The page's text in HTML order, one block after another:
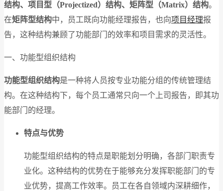
结构、项目型（Projectized）结构、矩阵型（Matrix）结构。
在矩阵型结构中，员工既向功能经理报告，也向项目经理报
告，这种结构兼顾了功能部门的效率和项目需求的灵活性。
一、功能型组织结构
功能型组织结构是一种将人员按专业功能分组的传统管理结
构。在这种结构下，每个员工通常只向一个上司报告，即其功
能部门的经理。
特点与优势
功能型组织结构的特点是职能划分明确，各部门职责专
业化。这种结构的优势在于能够充分发挥职能部门的专
业优势，提高工作效率。员工在各自领域内深耕细作，